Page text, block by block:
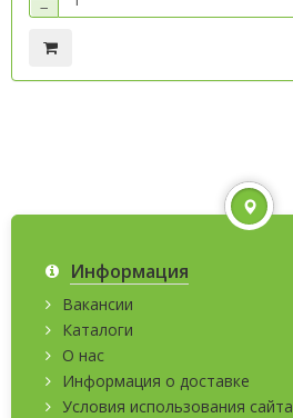
−
Информация
Вакансии
Каталоги
О нас
Информация о доставке
Условия использования сайта